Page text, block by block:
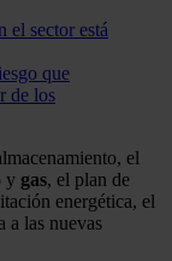
el sector está
que
de los
el
y gas, el plan de
energética, el
a las nuevas